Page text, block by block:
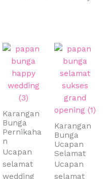
Karangan
Bunga
Pernikaha
n
Ucapan
selamat
wedding
Karangan
Bunga
Ucapan
Selamat
Ucapan
selamat